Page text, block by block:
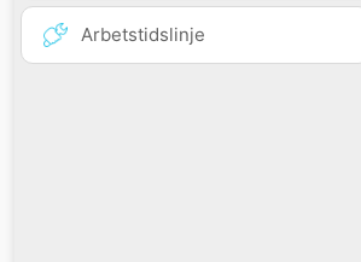
Arbetstidslinje